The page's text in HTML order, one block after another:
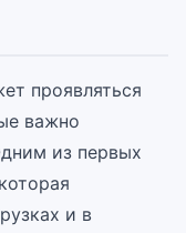
проявляться
важно
из первых
и в